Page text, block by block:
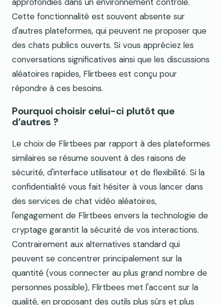
Cette fonctionnalité est souvent absente sur
d'autres plateformes, qui peuvent ne proposer que
des chats publics ouverts. Si vous appréciez les
conversations significatives ainsi que les discussions
aléatoires rapides, Flirtbees est conçu pour
répondre à ces besoins.
Pourquoi choisir celui-ci plutôt que
d’autres ?
Le choix de Flirtbees par rapport à des plateformes
similaires se résume souvent à des raisons de
sécurité, d'interface utilisateur et de flexibilité. Si la
confidentialité vous fait hésiter à vous lancer dans
des services de chat vidéo aléatoires,
l'engagement de Flirtbees envers la technologie de
cryptage garantit la sécurité de vos interactions.
Contrairement aux alternatives standard qui
peuvent se concentrer principalement sur la
quantité (vous connecter au plus grand nombre de
personnes possible), Flirtbees met l'accent sur la
qualité, en proposant des outils plus sûrs et plus